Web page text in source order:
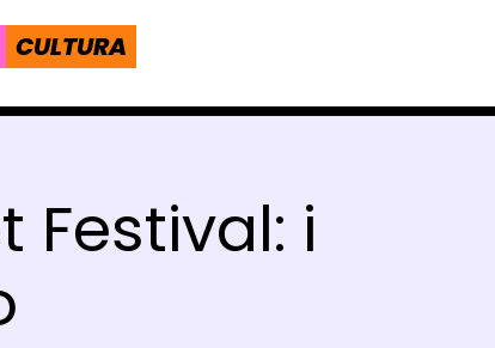
CULTURA
Festival: i